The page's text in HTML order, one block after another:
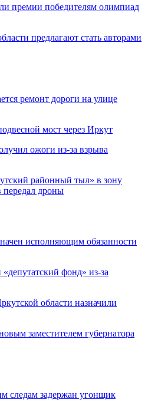
премии победителям олимпиад
предлагают стать авторами
ремонт дороги на улице
мост через Иркут
ожоги из-за взрыва
районный тыл» в зону
дроны
исполняющим обязанности
фонд» из‑за
области назначили
заместителем губернатора
следам задержан угонщик